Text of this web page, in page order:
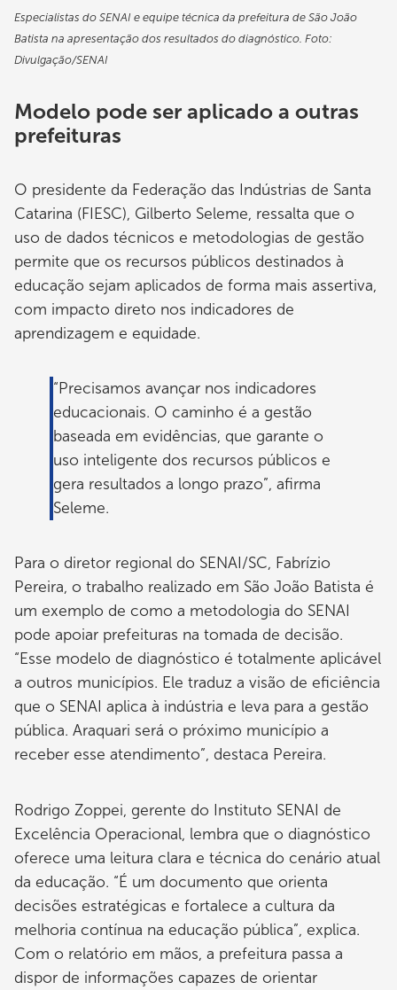
Especialistas do SENAI e equipe técnica da prefeitura de São João
Batista na apresentação dos resultados do diagnóstico. Foto:
Divulgação/SENAI
Modelo pode ser aplicado a outras
prefeituras
O presidente da Federação das Indústrias de Santa
Catarina (FIESC), Gilberto Seleme, ressalta que o
uso de dados técnicos e metodologias de gestão
permite que os recursos públicos destinados à
educação sejam aplicados de forma mais assertiva,
com impacto direto nos indicadores de
aprendizagem e equidade.
“Precisamos avançar nos indicadores
educacionais. O caminho é a gestão
baseada em evidências, que garante o
uso inteligente dos recursos públicos e
gera resultados a longo prazo”, afirma
Seleme.
Para o diretor regional do SENAI/SC, Fabrízio
Pereira, o trabalho realizado em São João Batista é
um exemplo de como a metodologia do SENAI
pode apoiar prefeituras na tomada de decisão.
“Esse modelo de diagnóstico é totalmente aplicável
a outros municípios. Ele traduz a visão de eficiência
que o SENAI aplica à indústria e leva para a gestão
pública. Araquari será o próximo município a
receber esse atendimento”, destaca Pereira.
Rodrigo Zoppei, gerente do Instituto SENAI de
Excelência Operacional, lembra que o diagnóstico
oferece uma leitura clara e técnica do cenário atual
da educação. “É um documento que orienta
decisões estratégicas e fortalece a cultura da
melhoria contínua na educação pública”, explica.
Com o relatório em mãos, a prefeitura passa a
dispor de informações capazes de orientar